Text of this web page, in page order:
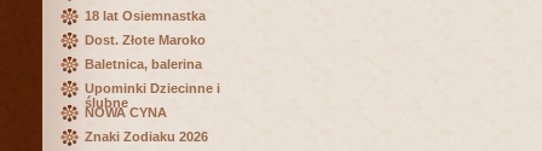
18 lat Osiemnastka
Dost. Złote Maroko
Baletnica, balerina
Upominki Dziecinne i
ślubne
NOWA CYNA
Znaki Zodiaku 2026